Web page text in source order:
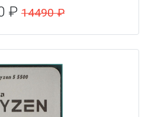
₽ 14490 ₽